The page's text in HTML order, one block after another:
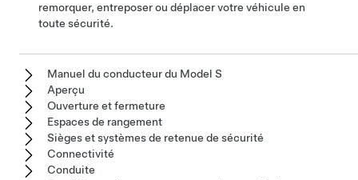
remorquer, entreposer ou déplacer votre véhicule en
toute sécurité.
Manuel du conducteur du Model S
Aperçu
Ouverture et fermeture
Espaces de rangement
Sièges et systèmes de retenue de sécurité
Connectivité
Conduite